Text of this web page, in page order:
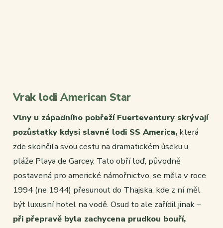
Vrak lodi American Star
Vlny u západního pobřeží Fuerteventury skrývají
pozůstatky kdysi slavné lodi SS America, která
zde skončila svou cestu na dramatickém úseku u
pláže Playa de Garcey. Tato obří loď, původně
postavená pro americké námořnictvo, se měla v roce
1994 (ne 1944) přesunout do Thajska, kde z ní měl
být luxusní hotel na vodě. Osud to ale zařídil jinak –
při přepravě byla zachycena prudkou bouří,